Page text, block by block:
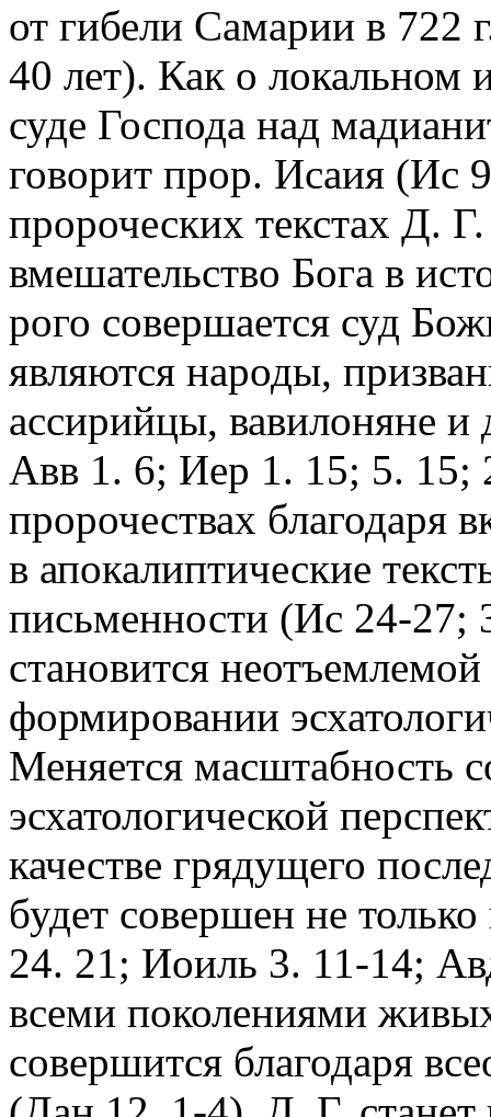
от гибели Самарии в 722
40 лет). Как о локальном
суде Господа над
говорит прор. Исаия (Ис
пророческих текстах Д.
вмешательство Бога в
рого совершается суд
являются народы,
ассирийцы, вавилоняне
Авв 1. 6; Иер 1. 15; 5. 15;
пророчествах благодаря
в апокалиптические
письменности (Ис 24-27;
становится
формировании
Меняется масштабность
эсхатологической
качестве грядущего
будет совершен не
24. 21; Иоиль 3. 11-14;
всеми поколениями
совершится благодаря